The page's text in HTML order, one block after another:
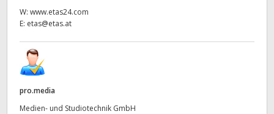
W: www.etas24.com
E: etas@etas.at
pro.media
Medien- und Studiotechnik GmbH